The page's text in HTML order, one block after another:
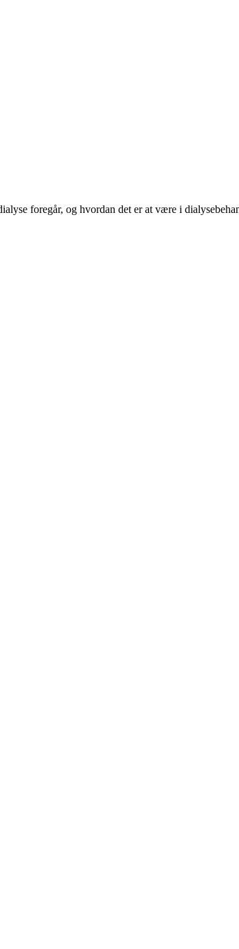
foregår, og hvordan det er at være i